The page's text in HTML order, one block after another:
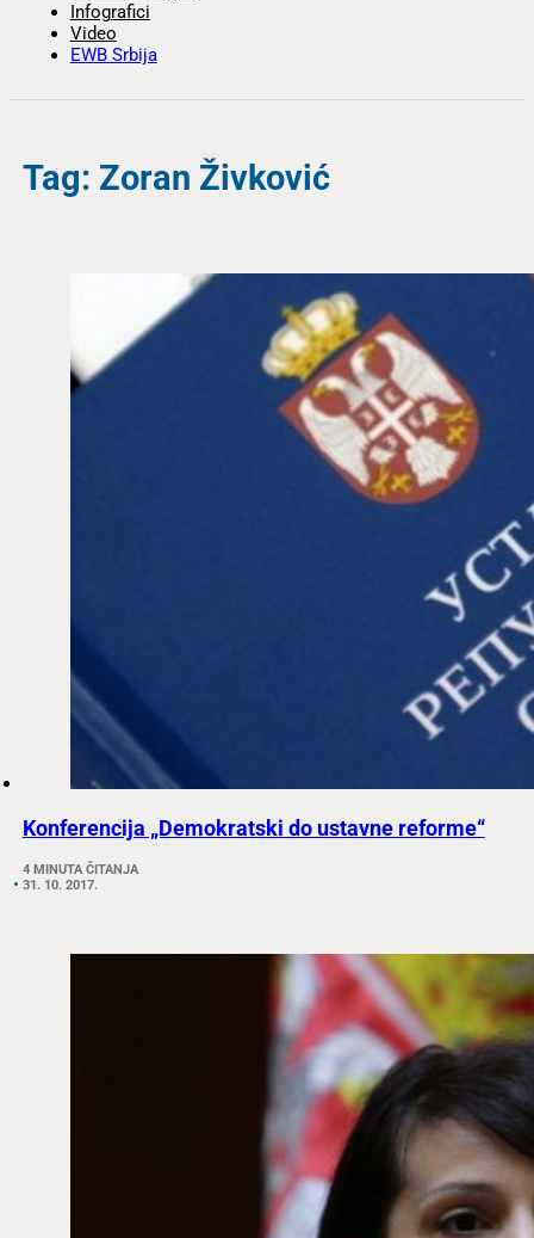
Infografici
Video
EWB Srbija
Tag: Zoran Živković
Konferencija „Demokratski do ustavne reforme“
4 MINUTA ČITANJA
31. 10. 2017.